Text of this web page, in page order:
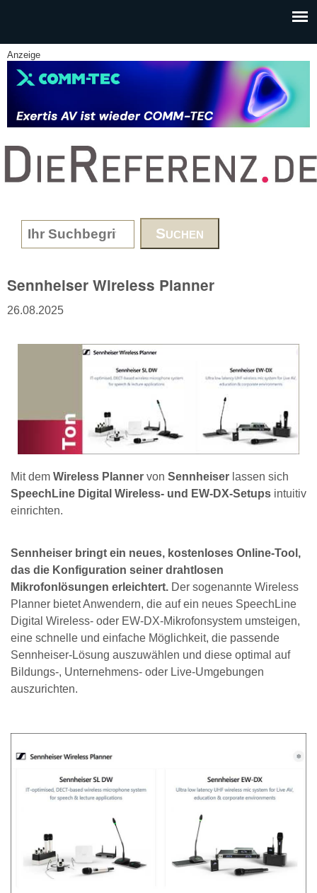
Anzeige
www.DieReferenz.de
Search form
Sennheiser Wireless Planner
26.08.2025
Mit dem Wireless Planner von Sennheiser lassen sich
SpeechLine Digital Wireless- und EW-DX-Setups intuitiv
einrichten.
Sennheiser bringt ein neues, kostenloses Online-Tool,
das die Konfiguration seiner drahtlosen
Mikrofonlösungen erleichtert. Der sogenannte Wireless
Planner bietet Anwendern, die auf ein neues SpeechLine
Digital Wireless- oder EW-DX-Mikrofonsystem umsteigen,
eine schnelle und einfache Möglichkeit, die passende
Sennheiser-Lösung auszuwählen und diese optimal auf
Bildungs-, Unternehmens- oder Live-Umgebungen
auszurichten.